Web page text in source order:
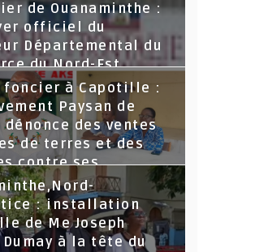
de Ouanaminthe :
officiel du
Départemental du
du Nord-Est.
à Capotille :
Paysan de
dénonce des ventes
de terres et des
contre ses
: installation
de Me Joseph
Dumay à la tête du